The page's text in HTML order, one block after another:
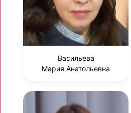
Васильева
Мария Анатольевна